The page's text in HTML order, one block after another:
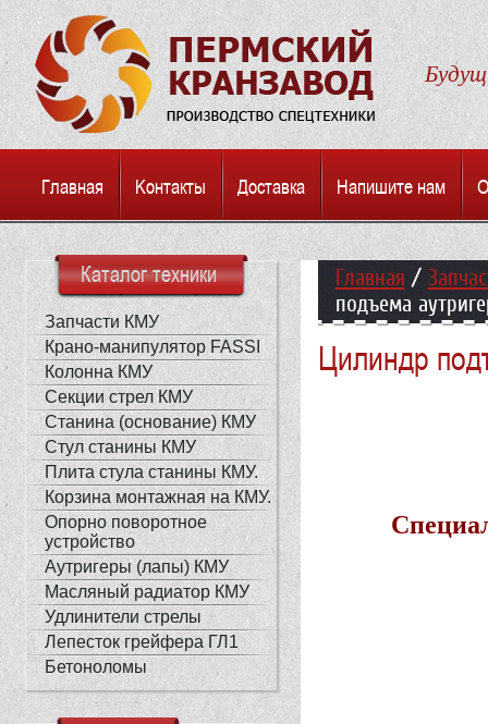
Главная Kонтакты Доставка Напишите нам
Каталог техники
Запчасти КМУ
Крано-манипулятор FASSI
Колонна КМУ
Секции стрел КМУ
Станина (основание) КМУ
Стул станины КМУ
Плита стула станины КМУ.
Корзина монтажная на КМУ.
Опорно поворотное
устройство
Аутригеры (лапы) КМУ
Масляный радиатор КМУ
Удлинители стрелы
Лепесток грейфера ГЛ1
Бетоноломы
Главная /
подъема
Цилиндр